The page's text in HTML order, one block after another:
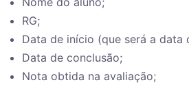
RG;
Data de início (que será a
Data de conclusão;
Nota obtida na avaliação;